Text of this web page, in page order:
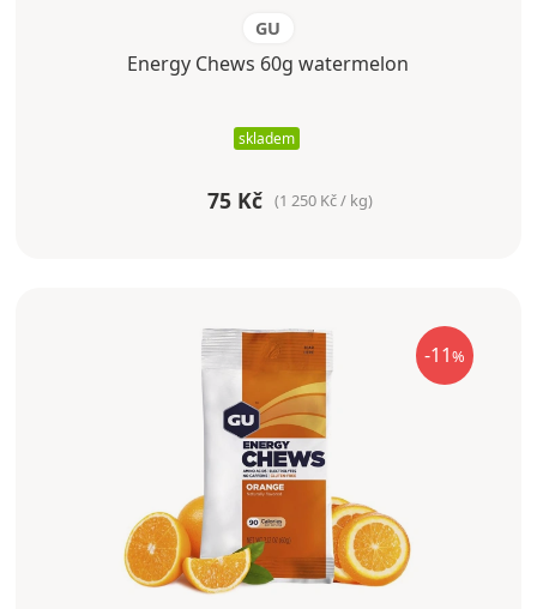
GU
Energy Chews 60g watermelon
skladem
75 Kč (1 250 Kč / kg)
-11%